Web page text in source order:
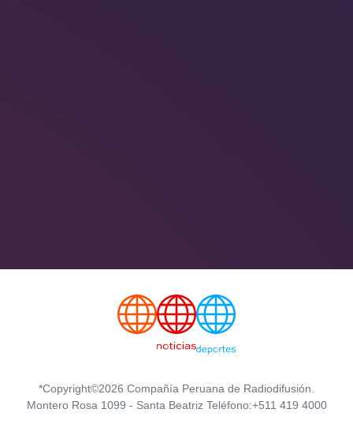
*Copyright©2026 Compañía Peruana de Radiodifusión.
Montero Rosa 1099 - Santa Beatriz Teléfono:+511 419 4000